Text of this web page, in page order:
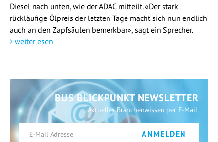
Diesel nach unten, wie der ADAC mitteilt. «Der stark
rückläufige Ölpreis der letzten Tage macht sich nun endlich
auch an den Zapfsäulen bemerkbar», sagt ein Sprecher.
weiterlesen
BUS BLICKPUNKT NEWSLETTER
Aktuelles Branchenwissen per E-Mail.
ANMELDEN